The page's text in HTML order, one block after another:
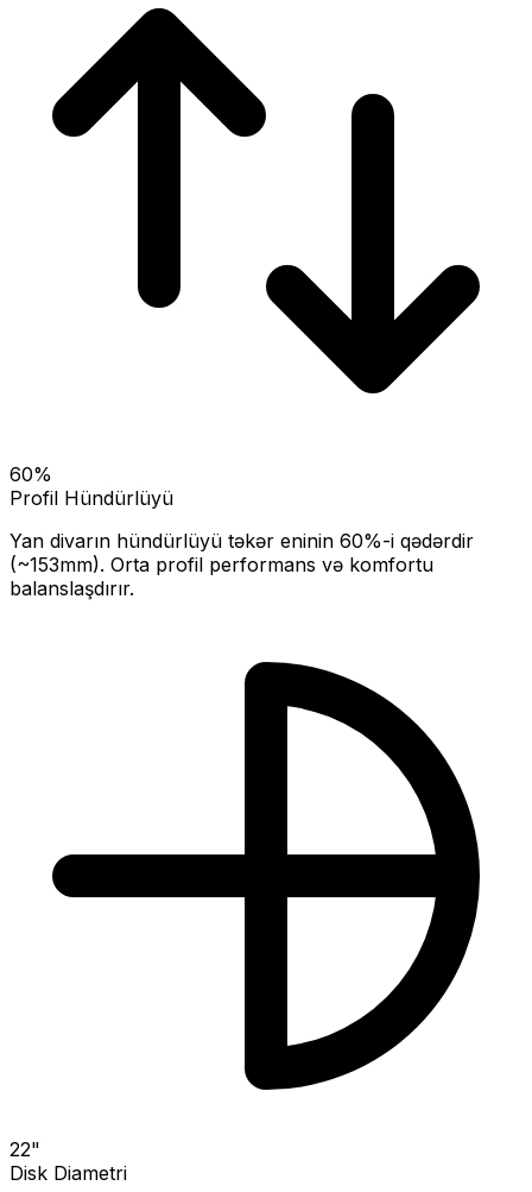
60%
Profil Hündürlüyü
Yan divarın hündürlüyü təkər eninin 60%-i qədərdir
(~153mm). Orta profil performans və komfortu
balanslaşdırır.
22"
Disk Diametri